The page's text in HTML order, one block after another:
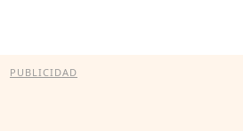
PUBLICIDAD